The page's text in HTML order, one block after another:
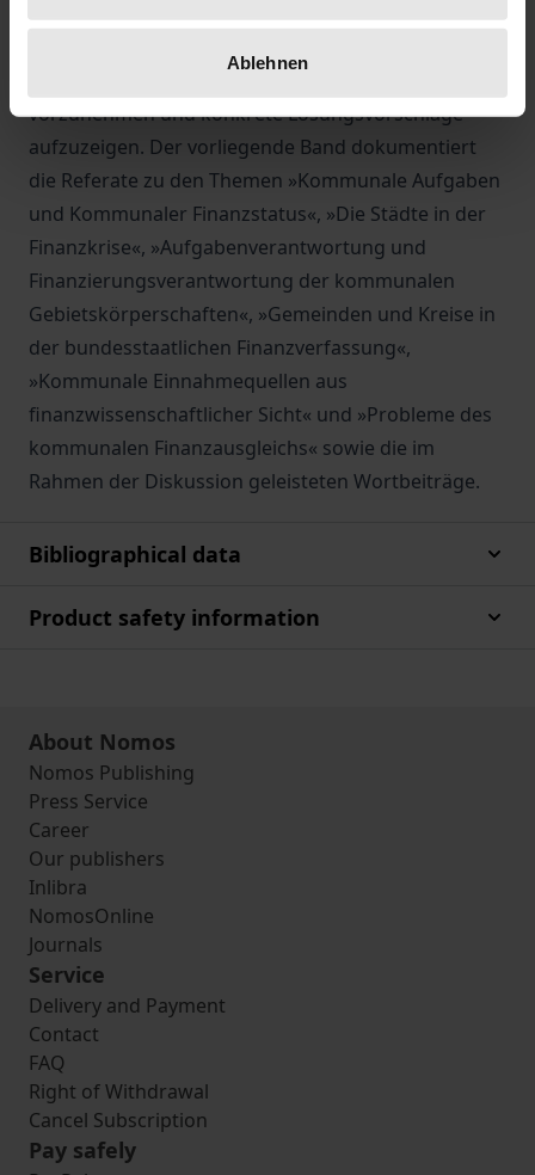
Ablehnen
vorzunehmen und konkrete Lösungsvorschläge
aufzuzeigen. Der vorliegende Band dokumentiert
die Referate zu den Themen »Kommunale Aufgaben
und Kommunaler Finanzstatus«, »Die Städte in der
Finanzkrise«, »Aufgabenverantwortung und
Finanzierungsverantwortung der kommunalen
Gebietskörperschaften«, »Gemeinden und Kreise in
der bundesstaatlichen Finanzverfassung«,
»Kommunale Einnahmequellen aus
finanzwissenschaftlicher Sicht« und »Probleme des
kommunalen Finanzausgleichs« sowie die im
Rahmen der Diskussion geleisteten Wortbeiträge.
Bibliographical data
Product safety information
About Nomos
Nomos Publishing
Press Service
Career
Our publishers
Inlibra
NomosOnline
Journals
Service
Delivery and Payment
Contact
FAQ
Right of Withdrawal
Cancel Subscription
Pay safely